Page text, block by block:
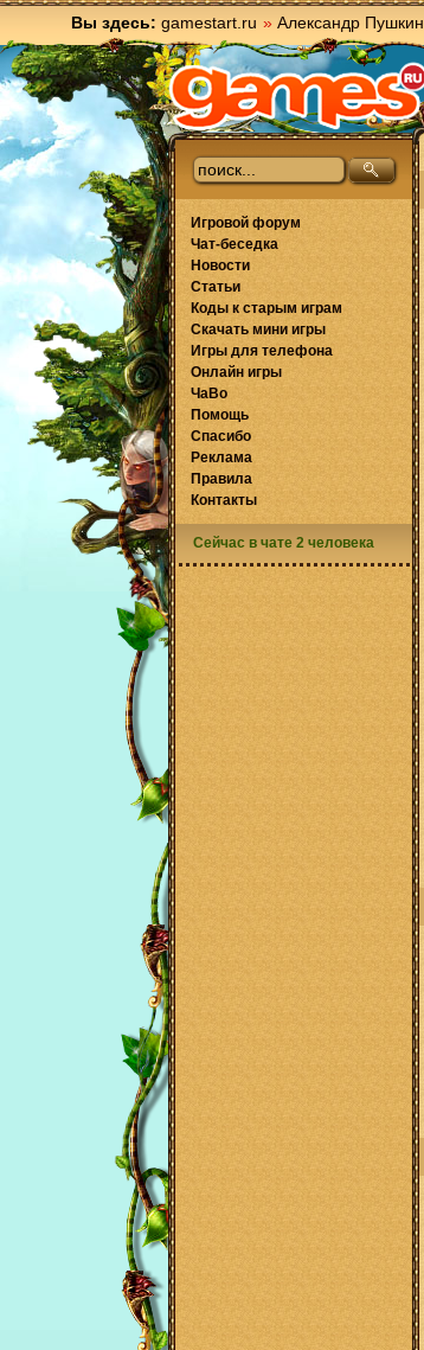
Вы здесь: gamestart.ru » Александр Пушкин
Игровой форум
Чат-беседка
Новости
Статьи
Коды к старым играм
Скачать мини игры
Игры для телефона
Онлайн игры
ЧаВо
Помощь
Спасибо
Реклама
Правила
Контакты
Сейчас в чате 2 человека